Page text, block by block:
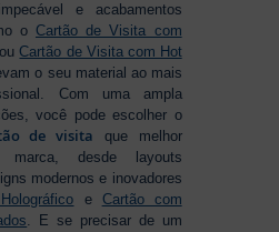
e acabamentos
o Cartão de Visita com
ouCartão de Visita com Hot
o seu material ao mais
Com uma ampla
você pode escolher o
de visita que melhor
marca, desde layouts
modernos e inovadores
e Cartão com
. E se precisar de um